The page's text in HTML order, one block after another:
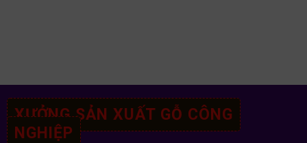
XƯỞNG SẢN XUẤT GỖ CÔNG
NGHIỆP